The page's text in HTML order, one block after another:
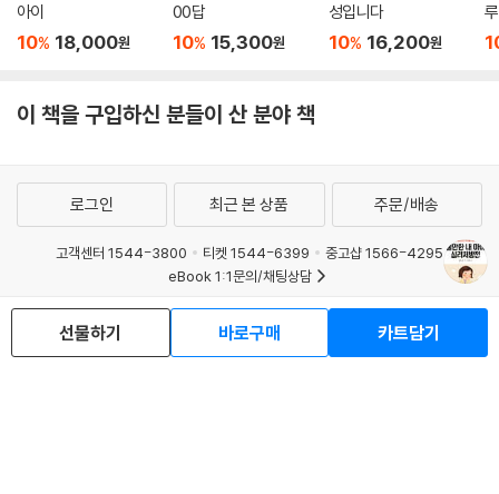
아이
10% 18,000원
00답
10% 15,300원
성입니다
10% 16,200원
이 책을 구입하신 분들이 산 분야 책
선물하기 바로구매 카트담기
로그인 최근 본 상품 주문/배송
고객센터 1544-3800 티켓 1544-6399
중고샵 1566-4295
eBook 1:1문의/채팅상담
예스이십사(주) 사업자 정보
이용약관
개인정보처리방침
청소년보호정책